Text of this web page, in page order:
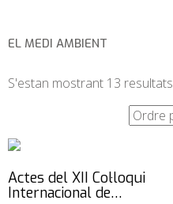
EL MEDI AMBIENT
S'estan mostrant 13 resultats
Actes del XII Col·loqui
Internacional de…